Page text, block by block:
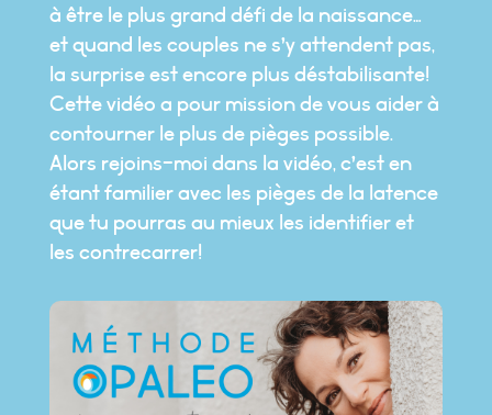
à être le plus grand défi de la naissance…
et quand les couples ne s’y attendent pas,
la surprise est encore plus déstabilisante!
Cette vidéo a pour mission de vous aider à
contourner le plus de pièges possible.
Alors rejoins-moi dans la vidéo, c’est en
étant familier avec les pièges de la latence
que tu pourras au mieux les identifier et
les contrecarrer!